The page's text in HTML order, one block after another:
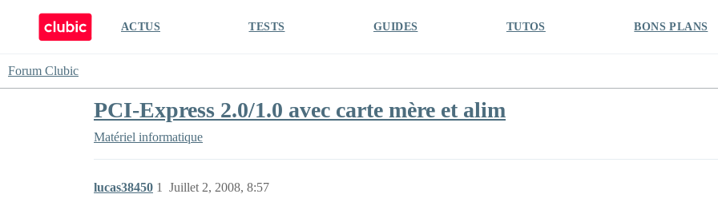
ACTUS TESTS GUIDES TUTOS BONS PLANS
Forum Clubic
PCI-Express 2.0/1.0 avec carte mère et alim
Matériel informatique
lucas38450 Juillet 2, 2008, 8:57
1